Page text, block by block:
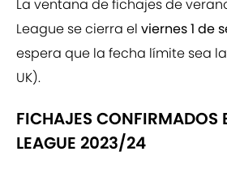
La ventana de fichajes de
League se cierra el viernes 1 de
espera que la fecha límite sea
UK).
FICHAJES CONFIRMADOS
LEAGUE 2023/24